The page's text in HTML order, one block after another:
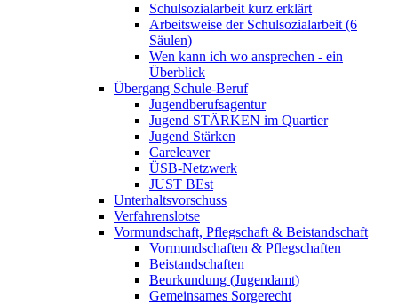
Schulsozialarbeit kurz erklärt
Arbeitsweise der Schulsozialarbeit (6
Säulen)
Wen kann ich wo ansprechen - ein
Überblick
Übergang Schule-Beruf
Jugendberufsagentur
Jugend STÄRKEN im Quartier
Jugend Stärken
Careleaver
ÜSB-Netzwerk
JUST BEst
Unterhaltsvorschuss
Verfahrenslotse
Vormundschaft, Pflegschaft & Beistandschaft
Vormundschaften & Pflegschaften
Beistandschaften
Beurkundung (Jugendamt)
Gemeinsames Sorgerecht